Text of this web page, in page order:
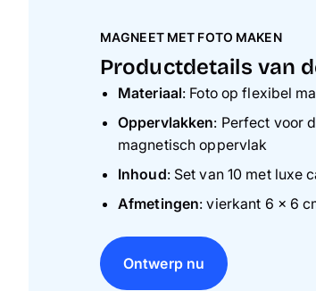
MAGNEET MET FOTO MAKEN
Productdetails van
Materiaal: Foto op flexibel
Oppervlakken: Perfect voor
magnetisch oppervlak
Inhoud: Set van 10 met luxe
Afmetingen: vierkant 6 x 6
Ontwerp nu